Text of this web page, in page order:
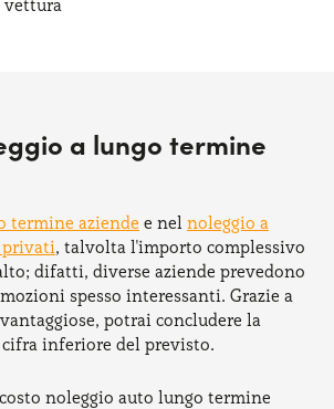
vettura
a lungo termine
termine aziende e nel noleggio a
privati, talvolta l'importo complessivo
difatti, diverse aziende prevedono
spesso interessanti. Grazie a
potrai concludere la
inferiore del previsto.
noleggio auto lungo termine